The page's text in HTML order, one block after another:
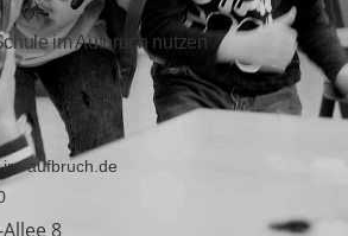
im Aufbruch nutzen
aufbruch.de
8